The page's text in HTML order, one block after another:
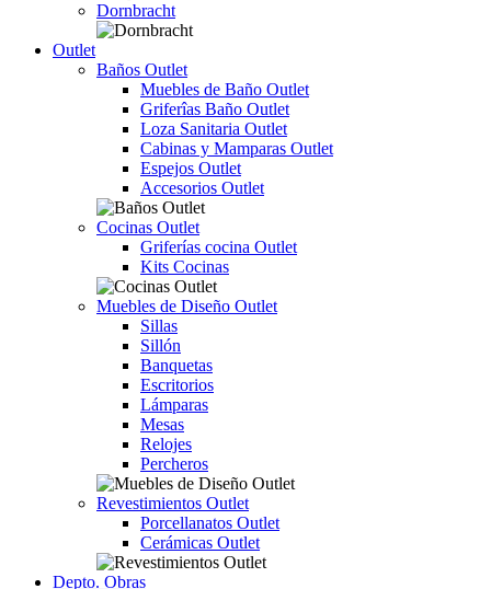
Dornbracht
Outlet
Baños Outlet
Muebles de Baño Outlet
Griferîas Baño Outlet
Loza Sanitaria Outlet
Cabinas y Mamparas Outlet
Espejos Outlet
Accesorios Outlet
Cocinas Outlet
Griferías cocina Outlet
Kits Cocinas
Muebles de Diseño Outlet
Sillas
Sillón
Banquetas
Escritorios
Lámparas
Mesas
Relojes
Percheros
Revestimientos Outlet
Porcellanatos Outlet
Cerámicas Outlet
Depto. Obras